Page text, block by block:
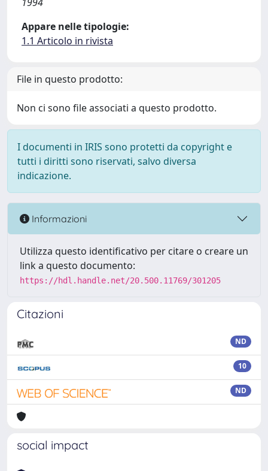
Appare nelle tipologie:
1.1 Articolo in rivista
File in questo prodotto:
Non ci sono file associati a questo prodotto.
I documenti in IRIS sono protetti da copyright e
tutti i diritti sono riservati, salvo diversa
indicazione.
Informazioni
Utilizza questo identificativo per citare o creare un
link a questo documento:
https://hdl.handle.net/20.500.11769/301205
Citazioni
ND
10
ND
social impact